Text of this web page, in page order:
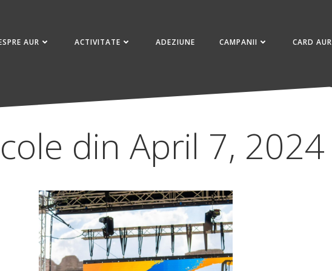
AUR ACTIVITATE ADEZIUNE CAMPANII CARD AUR
din April 7, 2024